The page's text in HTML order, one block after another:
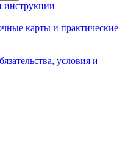
инструкции
карты и практические
условия и